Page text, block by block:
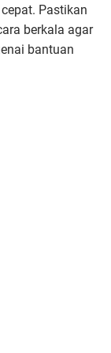
Pastikan
berkala agar
bantuan